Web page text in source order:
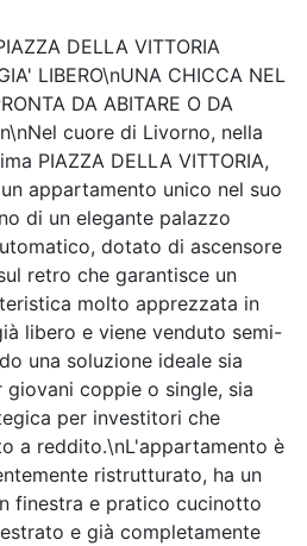
DELLA VITTORIA
LIBERO\nUNA CHICCA NEL
DA ABITARE O DA
cuore di Livorno, nella
PIAZZA DELLA VITTORIA,
appartamento unico nel suo
di un elegante palazzo
dotato di ascensore
retro che garantisce un
molto apprezzata in
libero e viene venduto semi-
una soluzione ideale sia
coppie o single, sia
per investitori che
a reddito.\nL'appartamento è
ristrutturato, ha un
finestra e pratico cucinotto
e già completamente